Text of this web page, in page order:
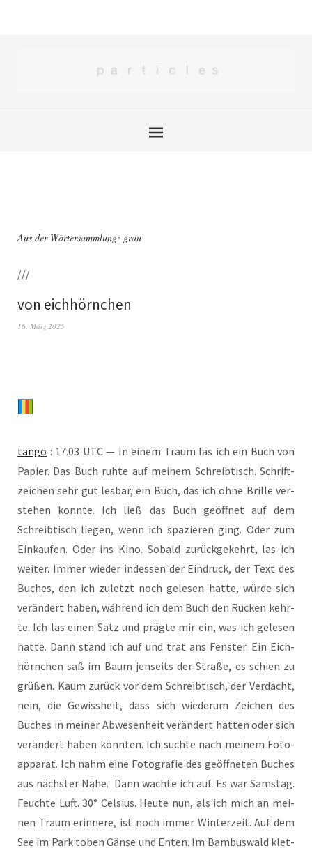
Aus der Wörtersammlung: grau
///
von eichhörnchen
16. März 2025
tan­go : 17.03 UTC — In einem Traum las ich ein Buch von
Papier. Das Buch ruh­te auf mei­nem Schreib­tisch. Schrift­
zei­chen sehr gut les­bar, ein Buch, das ich ohne Bril­le ver­
ste­hen konn­te. Ich ließ das Buch geöff­net auf dem
Schreib­tisch lie­gen, wenn ich spa­zie­ren ging. Oder zum
Ein­kau­fen. Oder ins Kino. Sobald zurück­ge­kehrt, las ich
wei­ter. Immer wie­der indes­sen der Ein­druck, der Text des
Buches, den ich zuletzt noch gele­sen hat­te, wür­de sich
ver­än­dert haben, wäh­rend ich dem Buch den Rücken kehr­
te. Ich las einen Satz und präg­te mir ein, was ich gele­sen
hat­te. Dann stand ich auf und trat ans Fens­ter. Ein Eich­
hörn­chen saß im Baum jen­seits der Stra­ße, es schien zu
grü­ßen. Kaum zurück vor dem Schreib­tisch, der Ver­dacht,
nein, die Gewiss­heit, dass sich wie­der­um Zei­chen des
Buches in mei­ner Abwe­sen­heit ver­än­dert hat­ten oder sich
ver­än­dert haben könn­ten. Ich such­te nach mei­nem Foto­
ap­pa­rat. Ich nahm eine Foto­gra­fie des geöff­ne­ten Buches
aus nächs­ter Nähe. Dann wach­te ich auf. Es war Sams­tag.
Feuch­te Luft. 30° Cel­si­us. Heu­te nun, als ich mich an mei­
nen Traum erin­ne­re, ist noch immer Win­ter­zeit. Auf dem
See im Park toben Gän­se und Enten. Im Bam­bus­wald klet­